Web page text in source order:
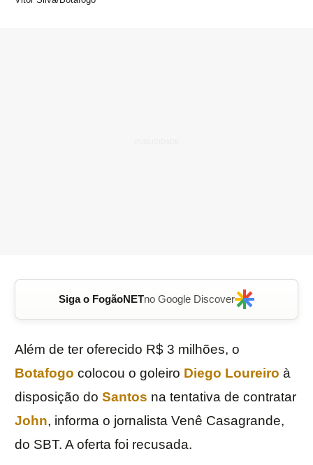
Siga o FogãoNETno Google Discover
Além de ter oferecido R$ 3 milhões, o
Botafogo colocou o goleiro Diego Loureiro à
disposição do Santos na tentativa de contratar
John, informa o jornalista Venê Casagrande,
do SBT. A oferta foi recusada.